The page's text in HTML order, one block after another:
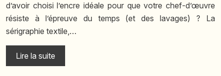
d’avoir choisi l’encre idéale pour que votre chef-d’œuvre
résiste à l’épreuve du temps (et des lavages) ? La
sérigraphie textile,…
Lire la suite